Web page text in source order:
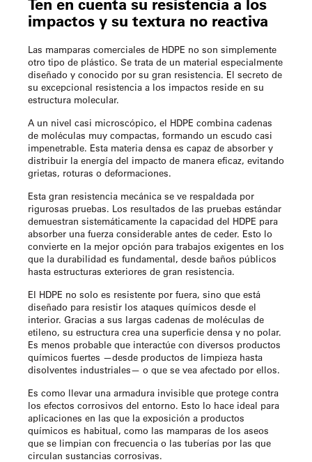
Ten en cuenta su resistencia a los
impactos y su textura no reactiva
Las mamparas comerciales de HDPE no son simplemente
otro tipo de plástico. Se trata de un material especialmente
diseñado y conocido por su gran resistencia. El secreto de
su excepcional resistencia a los impactos reside en su
estructura molecular.
A un nivel casi microscópico, el HDPE combina cadenas
de moléculas muy compactas, formando un escudo casi
impenetrable. Esta materia densa es capaz de absorber y
distribuir la energía del impacto de manera eficaz, evitando
grietas, roturas o deformaciones.
Esta gran resistencia mecánica se ve respaldada por
rigurosas pruebas. Los resultados de las pruebas estándar
demuestran sistemáticamente la capacidad del HDPE para
absorber una fuerza considerable antes de ceder. Esto lo
convierte en la mejor opción para trabajos exigentes en los
que la durabilidad es fundamental, desde baños públicos
hasta estructuras exteriores de gran resistencia.
El HDPE no solo es resistente por fuera, sino que está
diseñado para resistir los ataques químicos desde el
interior. Gracias a sus largas cadenas de moléculas de
etileno, su estructura crea una superficie densa y no polar.
Es menos probable que interactúe con diversos productos
químicos fuertes —desde productos de limpieza hasta
disolventes industriales— o que se vea afectado por ellos.
Es como llevar una armadura invisible que protege contra
los efectos corrosivos del entorno. Esto lo hace ideal para
aplicaciones en las que la exposición a productos
químicos es habitual, como las mamparas de los aseos
que se limpian con frecuencia o las tuberías por las que
circulan sustancias corrosivas.